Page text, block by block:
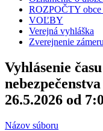
ROZPOČTY obce
VOĽBY
Verejná vyhláška
Zverejnenie zámeru
Vyhlásenie
26.5.2026 od
Názov súboru